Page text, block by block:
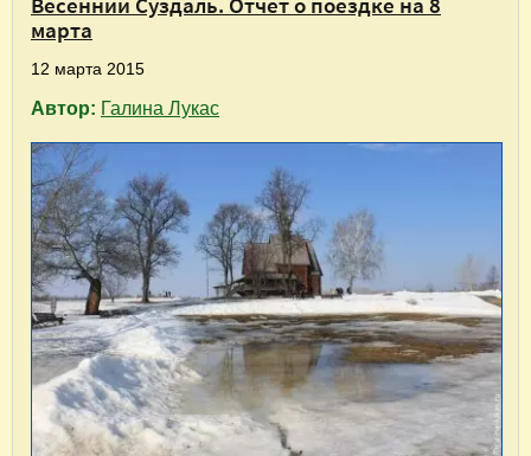
марта
12 марта 2015
Автор: Галина Лукас